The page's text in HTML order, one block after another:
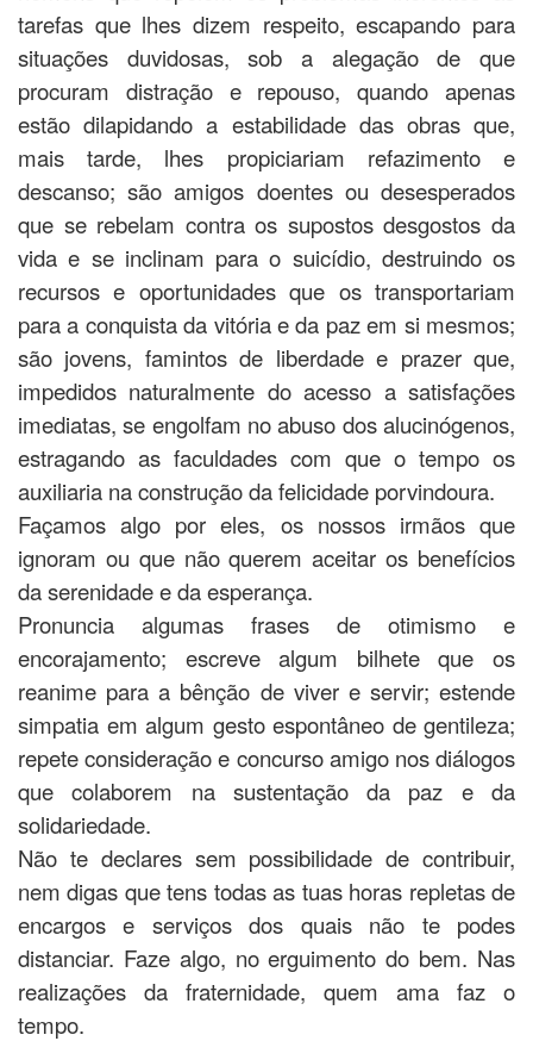
tarefas que lhes dizem respeito, escapando para
situações duvidosas, sob a alegação de que
procuram distração e repouso, quando apenas
estão dilapidando a estabilidade das obras que,
mais tarde, lhes propiciariam refazimento e
descanso; são amigos doentes ou desesperados
que se rebelam contra os supostos desgostos da
vida e se inclinam para o suicídio, destruindo os
recursos e oportunidades que os transportariam
para a conquista da vitória e da paz em si mesmos;
são jovens, famintos de liberdade e prazer que,
impedidos naturalmente do acesso a satisfações
imediatas, se engolfam no abuso dos alucinógenos,
estragando as faculdades com que o tempo os
auxiliaria na construção da felicidade porvindoura.
Façamos algo por eles, os nossos irmãos que
ignoram ou que não querem aceitar os benefícios
da serenidade e da esperança.
Pronuncia algumas frases de otimismo e
encorajamento; escreve algum bilhete que os
reanime para a bênção de viver e servir; estende
simpatia em algum gesto espontâneo de gentileza;
repete consideração e concurso amigo nos diálogos
que colaborem na sustentação da paz e da
solidariedade.
Não te declares sem possibilidade de contribuir,
nem digas que tens todas as tuas horas repletas de
encargos e serviços dos quais não te podes
distanciar. Faze algo, no erguimento do bem. Nas
realizações da fraternidade, quem ama faz o
tempo.